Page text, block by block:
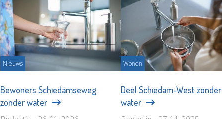
Nieuws
Bewoners Schiedamseweg
zonder water
Wonen
Deel Schiedam-West zonder
water